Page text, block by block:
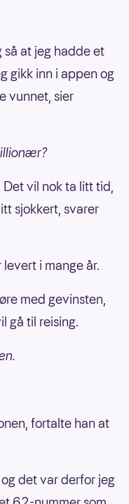
så at jeg hadde et
gikk inn i appen og
vunnet, sier
vil nok ta litt tid,
sjokkert, svarer
i mange år.
med gevinsten,
gå til reising.
fortalte han at
det var derfor jeg